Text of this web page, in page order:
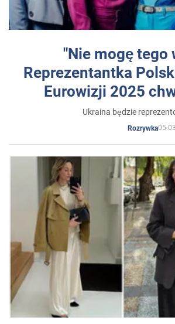
"Nie mogę tego
Reprezentantka
Eurowizji 2025
Ukraina będzie
Rozrywka